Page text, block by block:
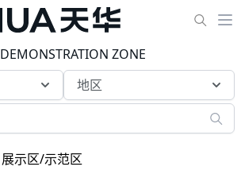
DEMONSTRATION ZONE
地区
展示区/示范区